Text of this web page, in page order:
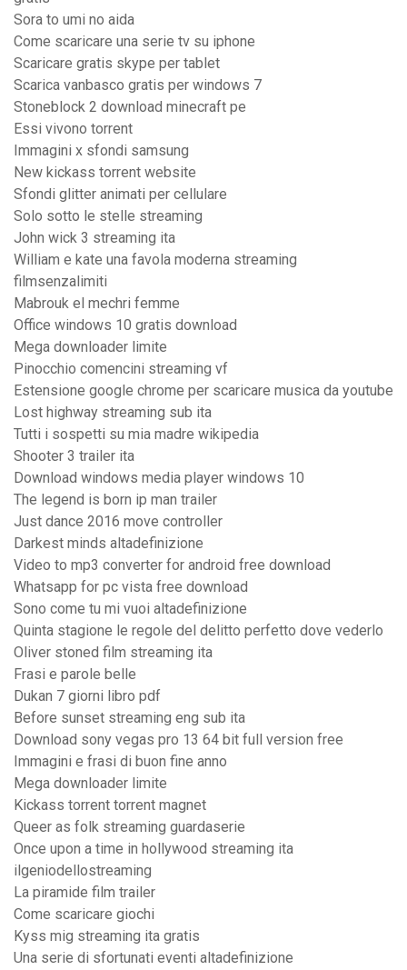
Sora to umi no aida
Come scaricare una serie tv su iphone
Scaricare gratis skype per tablet
Scarica vanbasco gratis per windows 7
Stoneblock 2 download minecraft pe
Essi vivono torrent
Immagini x sfondi samsung
New kickass torrent website
Sfondi glitter animati per cellulare
Solo sotto le stelle streaming
John wick 3 streaming ita
William e kate una favola moderna streaming
filmsenzalimiti
Mabrouk el mechri femme
Office windows 10 gratis download
Mega downloader limite
Pinocchio comencini streaming vf
Estensione google chrome per scaricare musica da youtube
Lost highway streaming sub ita
Tutti i sospetti su mia madre wikipedia
Shooter 3 trailer ita
Download windows media player windows 10
The legend is born ip man trailer
Just dance 2016 move controller
Darkest minds altadefinizione
Video to mp3 converter for android free download
Whatsapp for pc vista free download
Sono come tu mi vuoi altadefinizione
Quinta stagione le regole del delitto perfetto dove vederlo
Oliver stoned film streaming ita
Frasi e parole belle
Dukan 7 giorni libro pdf
Before sunset streaming eng sub ita
Download sony vegas pro 13 64 bit full version free
Immagini e frasi di buon fine anno
Mega downloader limite
Kickass torrent torrent magnet
Queer as folk streaming guardaserie
Once upon a time in hollywood streaming ita
ilgeniodellostreaming
La piramide film trailer
Come scaricare giochi
Kyss mig streaming ita gratis
Una serie di sfortunati eventi altadefinizione